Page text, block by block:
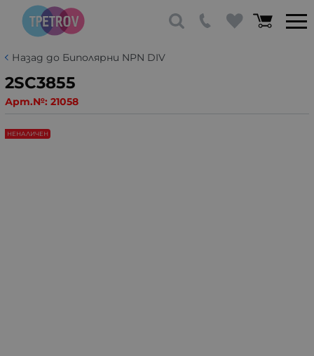
Назад до Биполярни NPN DIV
2SC3855
Арт.№: 21058
НЕНАЛИЧЕН